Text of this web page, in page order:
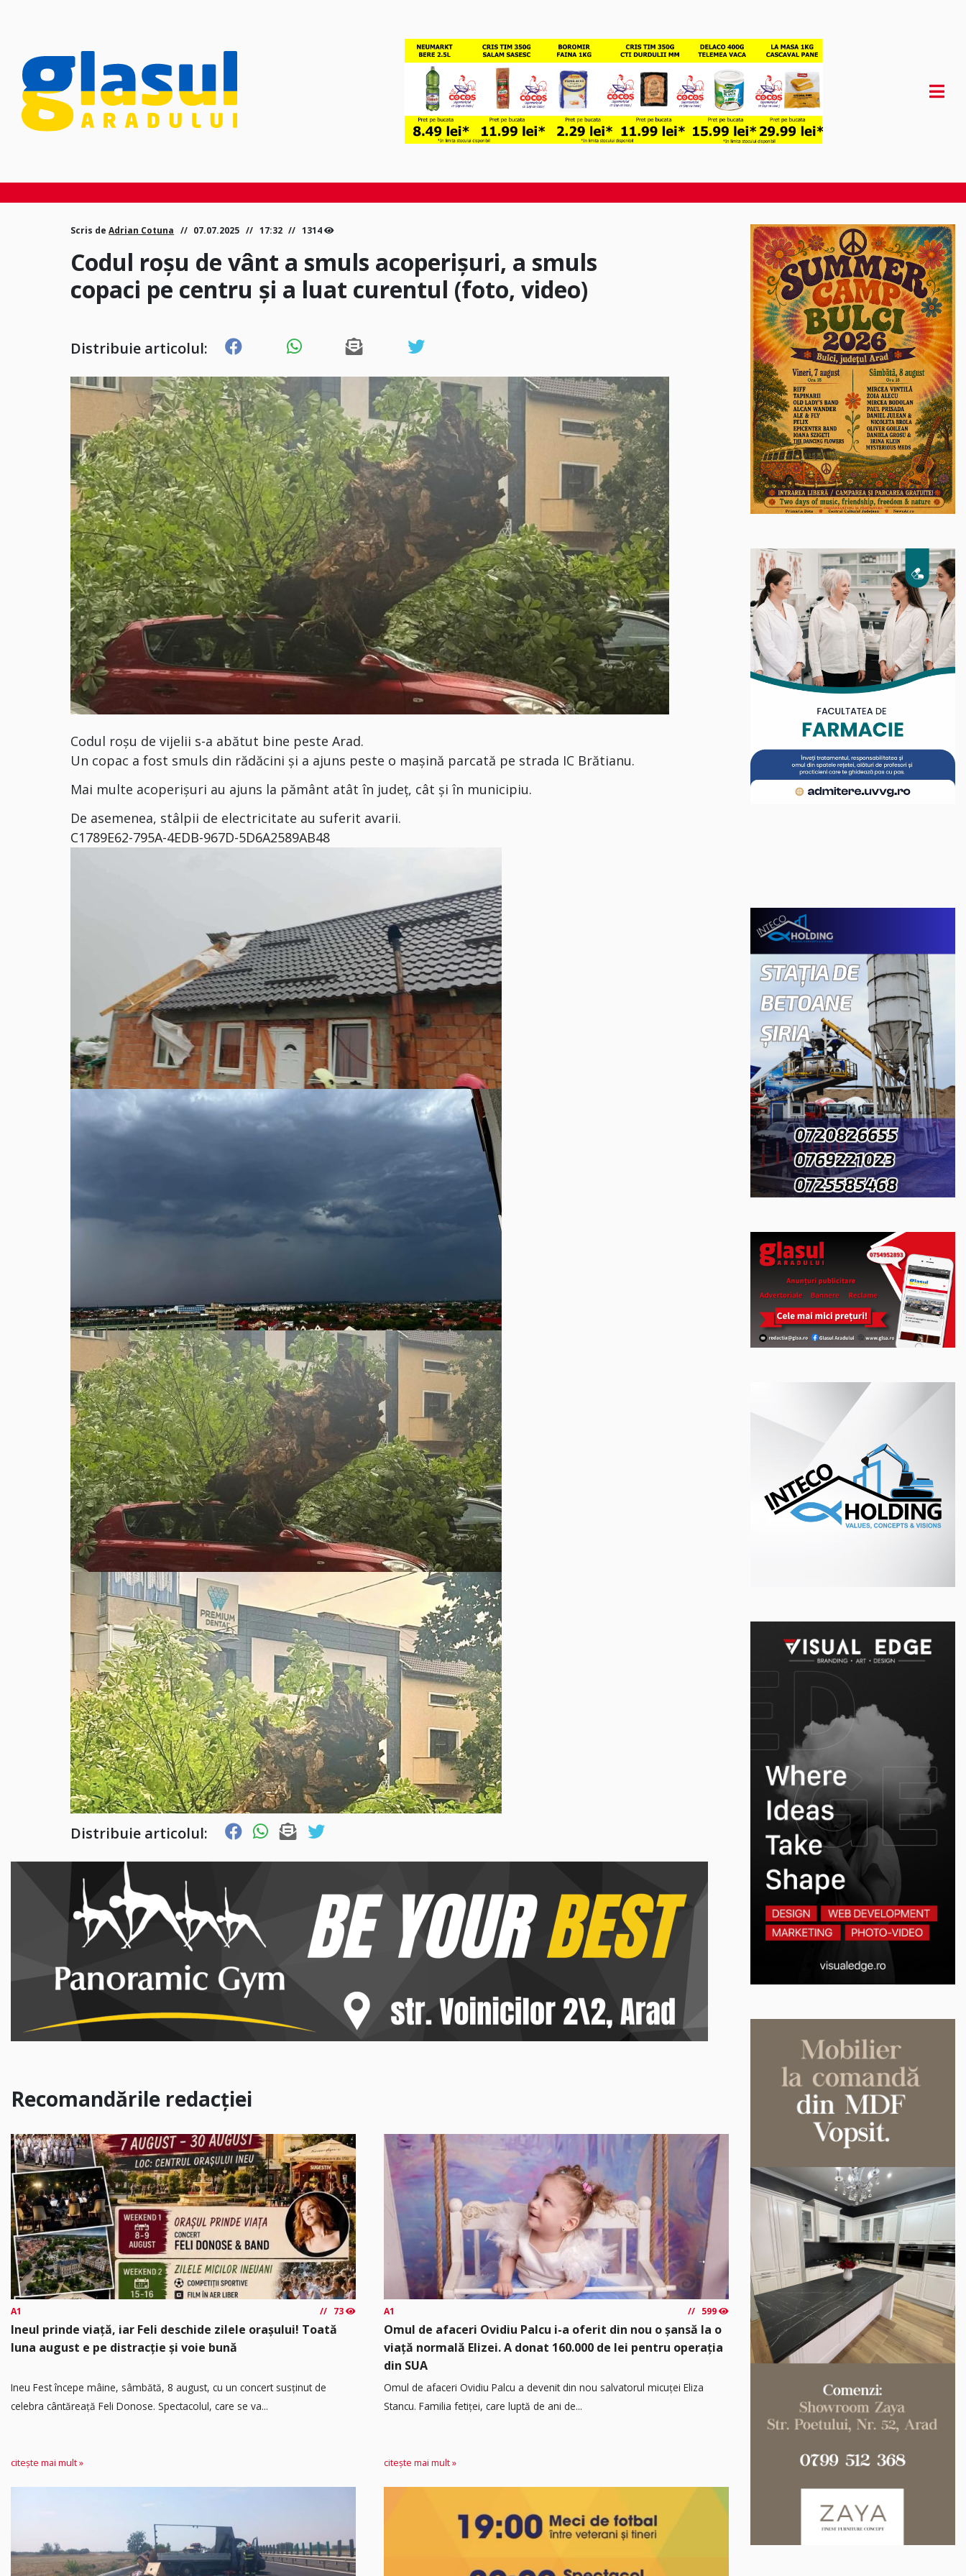
Scris deAdrian Cotuna 07.07.2025 17:32 1314
Codul roșu de vânt a smuls acoperișuri, a smuls
copaci pe centru și a luat curentul (foto, video)
Distribuie articolul:
Codul roșu de vijelii s-a abătut bine peste Arad.
Un copac a fost smuls din rădăcini și a ajuns peste o mașină parcată pe strada IC Brătianu.
Mai multe acoperișuri au ajuns la pământ atât în județ, cât și în municipiu.
De asemenea, stâlpii de electricitate au suferit avarii.
C1789E62-795A-4EDB-967D-5D6A2589AB48
Distribuie articolul:
Recomandările redacției
A1 73
Ineul prinde viață, iar Feli deschide zilele orașului! Toată
luna august e pe distracție și voie bună
Ineu Fest începe mâine, sâmbătă, 8 august, cu un concert susținut de
celebra cântăreață Feli Donose. Spectacolul, care se va...
citește mai mult »
A1 599
Omul de afaceri Ovidiu Palcu i-a oferit din nou o șansă la o
viață normală Elizei. A donat 160.000 de lei pentru operația
din SUA
Omul de afaceri Ovidiu Palcu a devenit din nou salvatorul micuței Eliza
Stancu. Familia fetiței, care luptă de ani de...
citește mai mult »